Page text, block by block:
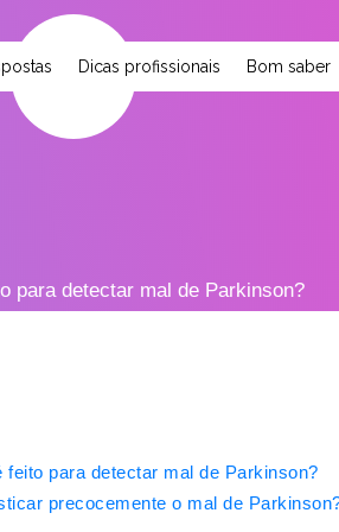
Dicas profissionais Bom saber
para detectar mal de Parkinson?
feito para detectar mal de Parkinson?
precocemente o mal de